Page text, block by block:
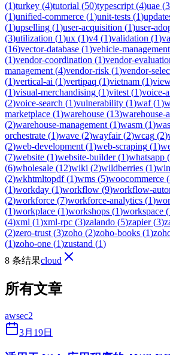
(1)turkey (4)tutorial (50)typescript (4)uae (3
(1)unified-commerce (1)unit-tests (1)
(1)upselling (1)user-acquisition (1)user-
(3)utilization (1)ux (1)v4 (1)validation (1)
(16)vector-database (1)vehicle-management
(1)vendor-coordination (1)vendor-
management (4)vendor-risk (1)vendor-
(1)vertical-ai (1)vertipaq (1)vietnam (1)
(1)visual-merchandising (1)vitest (1)voice-
(2)voice-search (1)vulnerability (1)waf(1)
marketplace (1)warehouse (13)warehouse-
(2)warehouse-management (1)wasm (1)
orchestrate (1)wave (2)wayfair(2)wcag (2)
(2)web-development (1)web-scraping (1)
(7)website (1)website-builder(1)whatsapp (
(6)wholesale (12)wiki (2)wildberries (1)
(2)wkhtmltopdf(1)wms (5)woocommerce (
(1)workday (1)workflow (9)workflow-
(2)workforce (7)workforce-analytics (1)
(1)workplace (1)workshops (1)workspace (
(4)xml (1)xml-rpc (3)zalando (5)zapier(3)
(2)zero-trust (3)zoho (2)zoho-books (1)
(1)zoho-one (1)zustand (1)
8 条结果cloud
所有文章
awsec2
3月19日